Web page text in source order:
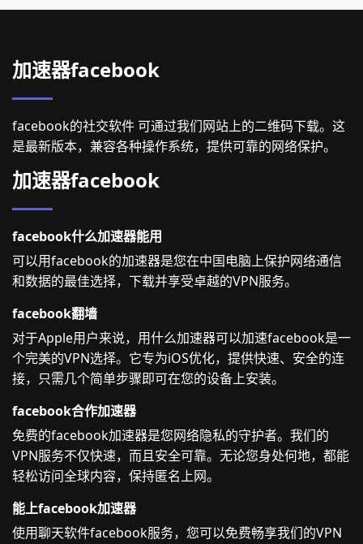
加速器facebook
facebook的社交软件 可通过我们网站上的二维码下载。这
是最新版本，兼容各种操作系统，提供可靠的网络保护。
加速器facebook
facebook什么加速器能用
可以用facebook的加速器是您在中国电脑上保护网络通信
和数据的最佳选择，下载并享受卓越的VPN服务。
facebook翻墙
对于Apple用户来说，用什么加速器可以加速facebook是一
个完美的VPN选择。它专为iOS优化，提供快速、安全的连
接，只需几个简单步骤即可在您的设备上安装。
facebook合作加速器
免费的facebook加速器是您网络隐私的守护者。我们的
VPN服务不仅快速，而且安全可靠。无论您身处何地，都能
轻松访问全球内容，保持匿名上网。
能上facebook加速器
使用聊天软件facebook服务，您可以免费畅享我们的VPN